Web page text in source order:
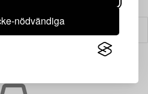
nödvändiga